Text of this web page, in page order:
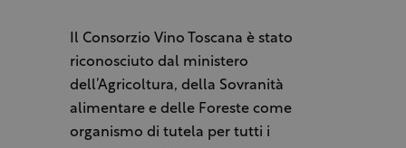
Il Consorzio Vino Toscana è stato
riconosciuto dal ministero
dell’Agricoltura, della Sovranità
alimentare e delle Foreste come
organismo di tutela per tutti i